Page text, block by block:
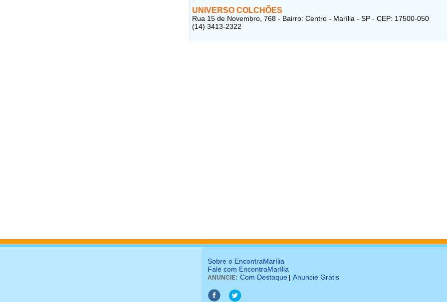
UNIVERSO COLCHÕES
Rua 15 de Novembro, 768 - Bairro: Centro - Marília - SP - CEP: 17500-050
(14) 3413-2322
Sobre o EncontraMarília
Fale com EncontraMarília
ANUNCIE: Com Destaque Anuncie Grátis